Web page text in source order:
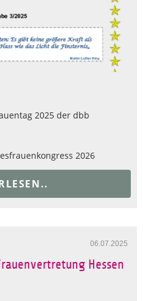
2025 der dbb
2026
06.07.2025
Hessen